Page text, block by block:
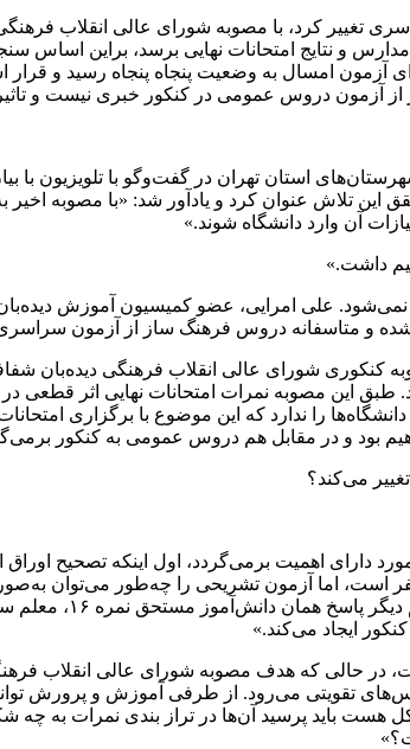
تغییر کرد، با مصوبه شورای عالی انقلاب
و نتایج امتحانات نهایی برسد، براین اساس
استان تهران در گفت‌وگو با تلویزیون با
تلاش عنوان کرد و یادآور شد: «با مصوبه
آن وارد دانشگاه شوند.»
داشت.»
علی امرایی، عضو کمیسیون آموزش دیده‌بان
متاسفانه دروس فرهنگ ساز از آزمون
این مصوبه نمرات امتحانات نهایی اثر قطعی در
را ندارد که این موضوع با برگزاری
بود و در مقابل هم دروس عمومی به کنکور
می‌کند؟
دارای اهمیت برمی‌گردد، اول اینکه تصحیح
است، اما آزمون تشریحی را چه‌طور می‌توان
همین است، چراکه از نظر
یک یا دو بار کنکور تبدیل به ۳۰ بار امتحان نهایی شده است، در حالی که
تقویتی می‌رود. از طرفی آموزش و پرورش
باید پرسید آن‌ها در تراز بندی نمرات به چه